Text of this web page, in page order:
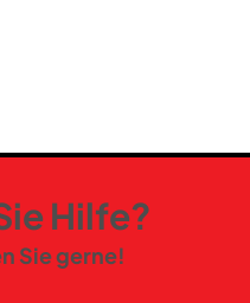
Hilfe?
Sie gerne!